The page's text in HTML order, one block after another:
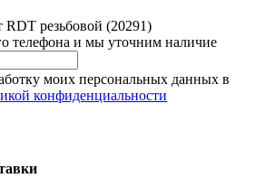
резьбовой (20291)
телефона и мы уточним наличие
моих персональных данных в
конфиденциальности